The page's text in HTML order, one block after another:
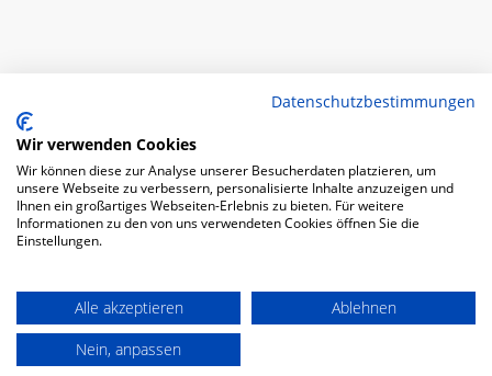
Datenschutzbestimmungen
Wir verwenden Cookies
Wir können diese zur Analyse unserer Besucherdaten platzieren, um
unsere Webseite zu verbessern, personalisierte Inhalte anzuzeigen und
Ihnen ein großartiges Webseiten-Erlebnis zu bieten. Für weitere
Informationen zu den von uns verwendeten Cookies öffnen Sie die
Einstellungen.
Alle akzeptieren
Ablehnen
Nein, anpassen